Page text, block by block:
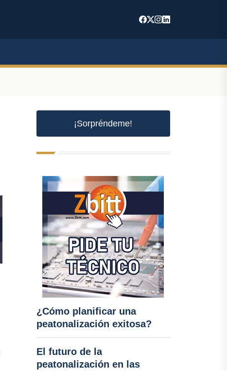
¡Sorpréndeme!
¿Cómo planificar una
peatonalización exitosa?
El futuro de la
peatonalización en las